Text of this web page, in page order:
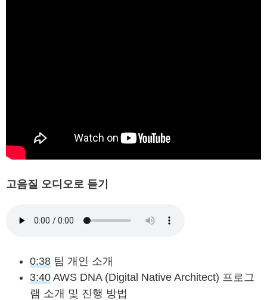
고음질 오디오로 듣기
0:38 팀 개인 소개
3:40 AWS DNA (Digital Native Architect) 프로그
램 소개 및 진행 방법